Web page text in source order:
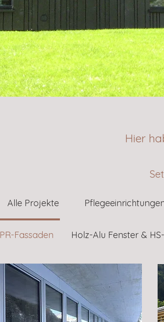
Hier
Alle Projekte
PR-Fassaden Holz-Alu Fenster &